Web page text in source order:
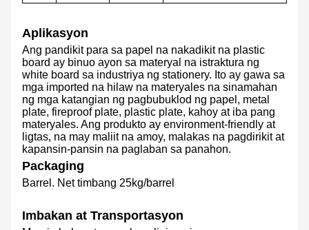
Aplikasyon
Ang pandikit para sa papel na nakadikit na plastic
board ay binuo ayon sa materyal na istraktura ng
white board sa industriya ng stationery. Ito ay gawa sa
mga imported na hilaw na materyales na sinamahan
ng mga katangian ng pagbubuklod ng papel, metal
plate, fireproof plate, plastic plate, kahoy at iba pang
materyales. Ang produkto ay environment-friendly at
ligtas, na may maliit na amoy, malakas na pagdirikit at
kapansin-pansin na paglaban sa panahon.
Packaging
Barrel. Net timbang 25kg/barrel
Imbakan at Transportasyon